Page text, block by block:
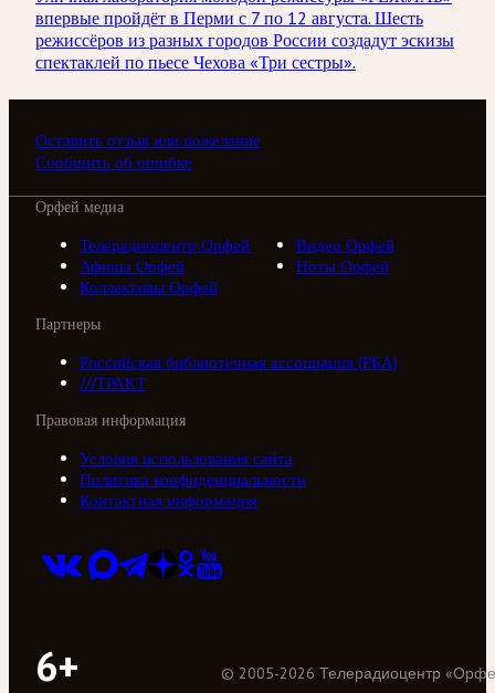
впервые пройдёт в Перми с 7 по 12 августа. Шесть
режиссёров из разных городов России создадут эскизы
спектаклей по пьесе Чехова «Три сестры».
Оставить отзыв или пожелание
Сообщить об ошибке
Орфей медиа
Телерадиоцентр Орфей
Видео Орфей
Афиша Орфей
Ноты Орфей
Коллективы Орфей
Партнеры
Российская библиотечная ассоциация (РБА)
///ТРАКТ
Правовая информация
Условия использования сайта
Политика конфиденциальности
Контактная информация
6+ © 2005-2026 Телерадиоцентр